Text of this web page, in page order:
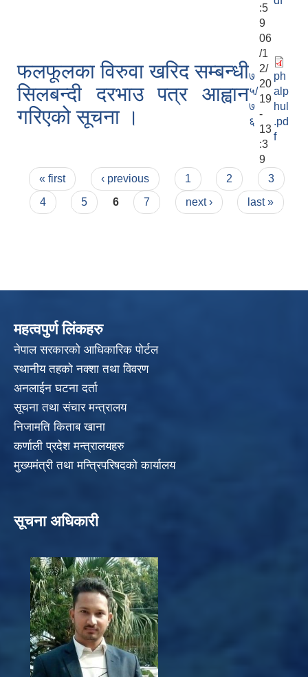
:5
9
फलफूलका विरुवा खरिद सम्बन्धी
सिलबन्दी दरभाउ पत्र आह्वान
गरिएको सूचना ।
७
५/
७
६
06
/1
2/
20
19
-
13
:3
9
ph
alp
hul
.pd
f
Pages
« first ‹ previous 1 2
3
4
5 6 7 next › last »
महत्वपुर्ण लिंकहरु
नेपाल सरकारको आधिकारिक पोर्टल
स्थानीय तहको नक्शा तथा विवरण
अनलाईन घटना दर्ता
सूचना तथा संचार मन्त्रालय
निजामति किताब खाना
कर्णाली प्रदेश मन्त्रालयहरु
मुख्यमंत्री तथा मन्त्रिपरिषदको कार्यालय
सूचना अधिकारी